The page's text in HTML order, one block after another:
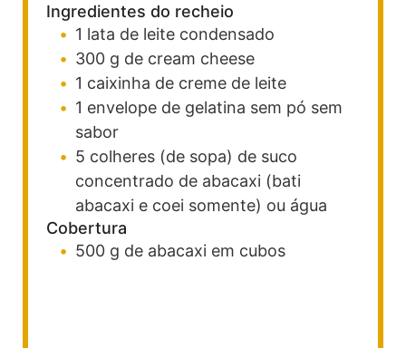
Ingredientes do recheio
1 lata de leite condensado
300 g de cream cheese
1 caixinha de creme de leite
1 envelope de gelatina sem pó sem
sabor
5 colheres (de sopa) de suco
concentrado de abacaxi (bati
abacaxi e coei somente) ou água
Cobertura
500 g de abacaxi em cubos